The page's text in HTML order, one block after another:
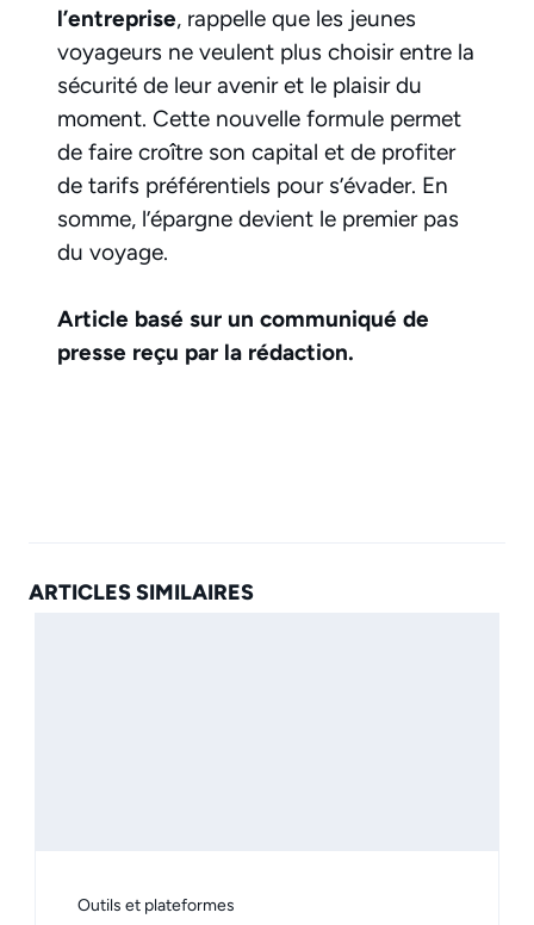
l’entreprise, rappelle que les jeunes
voyageurs ne veulent plus choisir entre la
sécurité de leur avenir et le plaisir du
moment. Cette nouvelle formule permet
de faire croître son capital et de profiter
de tarifs préférentiels pour s’évader. En
somme, l’épargne devient le premier pas
du voyage.
Article basé sur un communiqué de
presse reçu par la rédaction.
ARTICLES SIMILAIRES
Outils et plateformes